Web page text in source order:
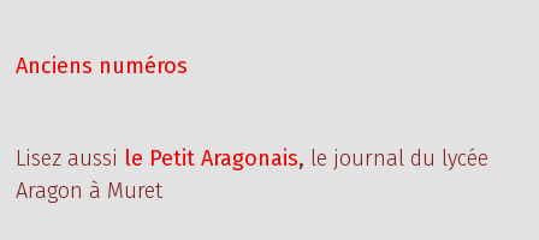
Anciens numéros
Lisez aussi le Petit Aragonais, le journal du lycée
Aragon à Muret